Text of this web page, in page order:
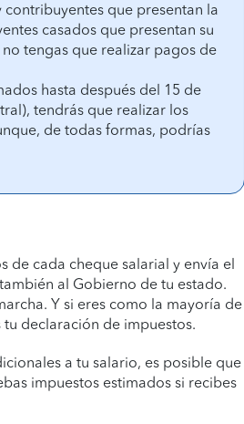
que presentan la
casados que presentan su
tengas que realizar pagos de
hasta después del 15 de
tendrás que realizar los
de todas formas, podrías
de cada cheque salarial y envía el
al Gobierno de tu estado.
Y si eres como la mayoría de
declaración de impuestos.
a tu salario, es posible que
impuestos estimados si recibes